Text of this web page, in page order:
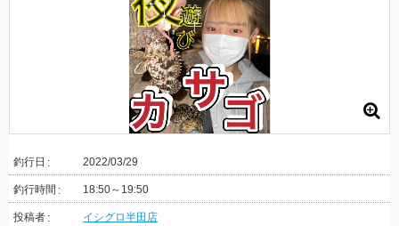
釣行日 2022/03/29
釣行時間 18:50～19:50
投稿者 イシグロ半田店